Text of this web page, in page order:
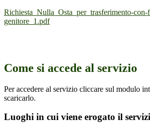
Richiesta_Nulla_Osta_per_trasferimento-
genitore_1.pdf
Come si accede al servizio
Per accedere al servizio cliccare sul modulo
scaricarlo.
Luoghi in cui viene erogato il